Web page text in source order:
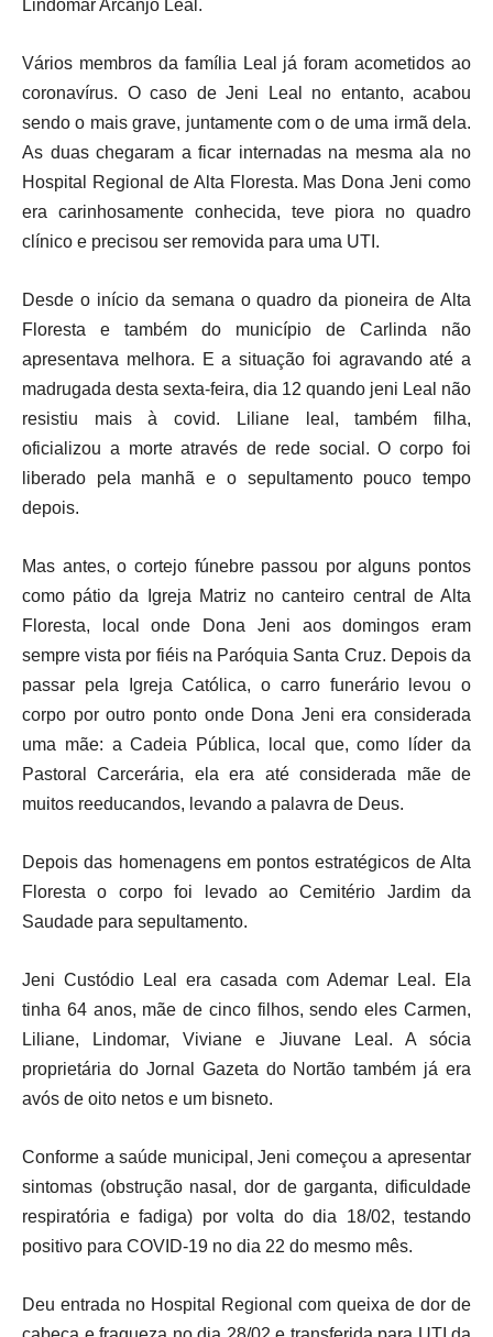
Lindomar Arcanjo Leal.
Vários membros da família Leal já foram acometidos ao
coronavírus. O caso de Jeni Leal no entanto, acabou
sendo o mais grave, juntamente com o de uma irmã dela.
As duas chegaram a ficar internadas na mesma ala no
Hospital Regional de Alta Floresta. Mas Dona Jeni como
era carinhosamente conhecida, teve piora no quadro
clínico e precisou ser removida para uma UTI.
Desde o início da semana o quadro da pioneira de Alta
Floresta e também do município de Carlinda não
apresentava melhora. E a situação foi agravando até a
madrugada desta sexta-feira, dia 12 quando jeni Leal não
resistiu mais à covid. Liliane leal, também filha,
oficializou a morte através de rede social. O corpo foi
liberado pela manhã e o sepultamento pouco tempo
depois.
Mas antes, o cortejo fúnebre passou por alguns pontos
como pátio da Igreja Matriz no canteiro central de Alta
Floresta, local onde Dona Jeni aos domingos eram
sempre vista por fiéis na Paróquia Santa Cruz. Depois da
passar pela Igreja Católica, o carro funerário levou o
corpo por outro ponto onde Dona Jeni era considerada
uma mãe: a Cadeia Pública, local que, como líder da
Pastoral Carcerária, ela era até considerada mãe de
muitos reeducandos, levando a palavra de Deus.
Depois das homenagens em pontos estratégicos de Alta
Floresta o corpo foi levado ao Cemitério Jardim da
Saudade para sepultamento.
Jeni Custódio Leal era casada com Ademar Leal. Ela
tinha 64 anos, mãe de cinco filhos, sendo eles Carmen,
Liliane, Lindomar, Viviane e Jiuvane Leal. A sócia
proprietária do Jornal Gazeta do Nortão também já era
avós de oito netos e um bisneto.
Conforme a saúde municipal, Jeni começou a apresentar
sintomas (obstrução nasal, dor de garganta, dificuldade
respiratória e fadiga) por volta do dia 18/02, testando
positivo para COVID-19 no dia 22 do mesmo mês.
Deu entrada no Hospital Regional com queixa de dor de